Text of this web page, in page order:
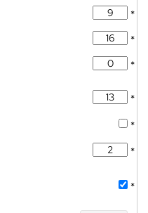
*
*
*
*
*
*
*